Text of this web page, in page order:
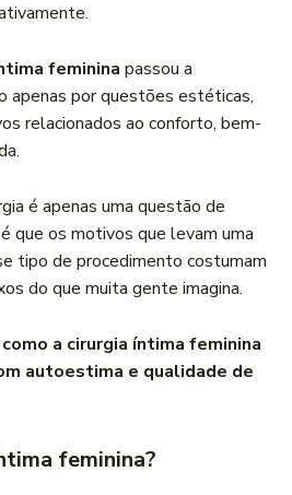
feminina passou a
apenas por questões estéticas,
relacionados ao conforto, bem-
é apenas uma questão de
que os motivos que levam uma
tipo de procedimento costumam
do que muita gente imagina.
como a cirurgia íntima feminina
autoestima e qualidade de
feminina?